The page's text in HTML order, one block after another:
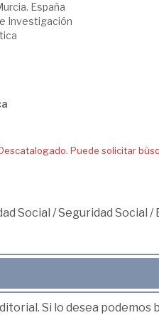
España
Investigación
Puede solicitar
Social /Seguridad Social /
Si lo desea podemos